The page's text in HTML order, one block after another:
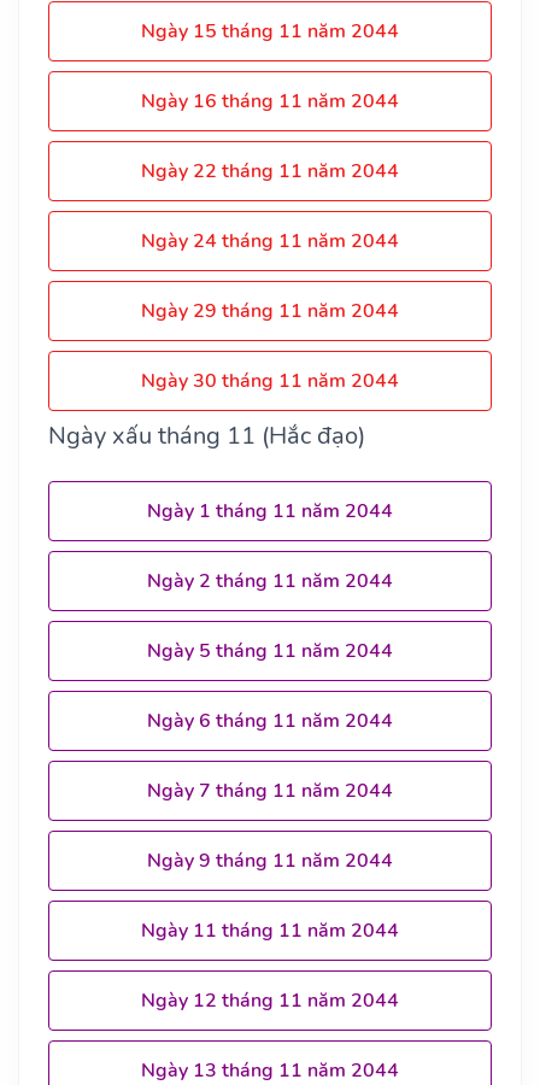
Ngày 15 tháng 11 năm 2044
Ngày 16 tháng 11 năm 2044
Ngày 22 tháng 11 năm 2044
Ngày 24 tháng 11 năm 2044
Ngày 29 tháng 11 năm 2044
Ngày 30 tháng 11 năm 2044
Ngày xấu tháng 11 (Hắc đạo)
Ngày 1 tháng 11 năm 2044
Ngày 2 tháng 11 năm 2044
Ngày 5 tháng 11 năm 2044
Ngày 6 tháng 11 năm 2044
Ngày 7 tháng 11 năm 2044
Ngày 9 tháng 11 năm 2044
Ngày 11 tháng 11 năm 2044
Ngày 12 tháng 11 năm 2044
Ngày 13 tháng 11 năm 2044